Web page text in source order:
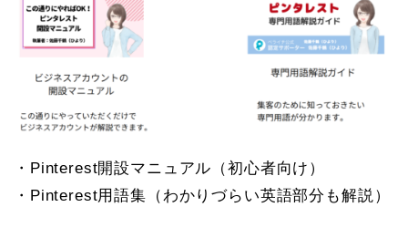
・Pinterest開設マニュアル（初心者向け）
・Pinterest用語集（わかりづらい英語部分も解説）